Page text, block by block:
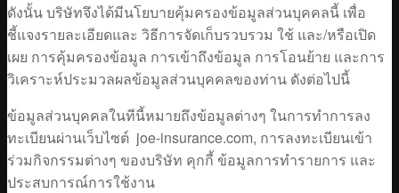
ดังนั้น บริษัทจึงได้มีนโยบายคุ้มครองข้อมูลส่วนบุคคลนี้ เพื่อ
ชี้แจงรายละเอียดและ วิธีการจัดเก็บรวบรวม ใช้ และ/หรือเปิด
เผย การคุ้มครองข้อมูล การเข้าถึงข้อมูล การโอนย้าย และการ
วิเคราะห์ประมวลผลข้อมูลส่วนบุคคลของท่าน ดังต่อไปนี้
ข้อมูลส่วนบุคคลในทีนี้หมายถึงข้อมูลต่างๆ ในการทำการลง
ทะเบียนผ่านเว็บไซต์ joe-insurance.com, การลงทะเบียนเข้า
ร่วมกิจกรรมต่างๆ ของบริษัท คุกกี้ ข้อมูลการทำรายการ และ
ประสบการณ์การใช้งาน